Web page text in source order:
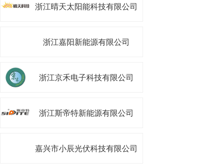
浙江晴天太阳能科技有限公司
浙江嘉阳新能源有限公司
浙江京禾电子科技有限公司
浙江斯帝特新能源有限公司
嘉兴市小辰光伏科技有限公司